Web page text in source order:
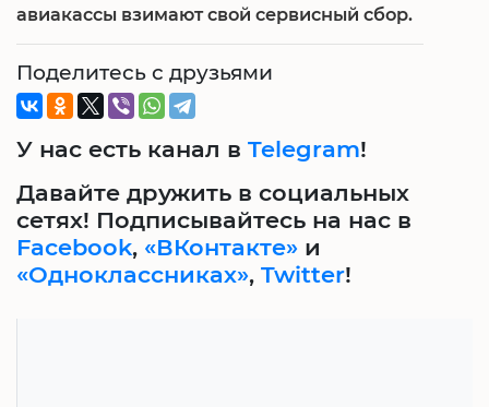
авиакассы взимают свой сервисный сбор.
Поделитесь с друзьями
У нас есть канал в Telegram!
Давайте дружить в социальных
сетях! Подписывайтесь на нас в
Facebook, «ВКонтакте» и
«Одноклассниках», Twitter!